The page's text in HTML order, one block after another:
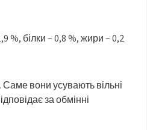
%, білки – 0,8 %, жири – 0,2
Саме вони усувають вільні
за обмінні